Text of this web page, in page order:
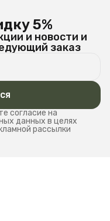
5%
и новости и
заказ
согласие на
данных в целях
рассылки